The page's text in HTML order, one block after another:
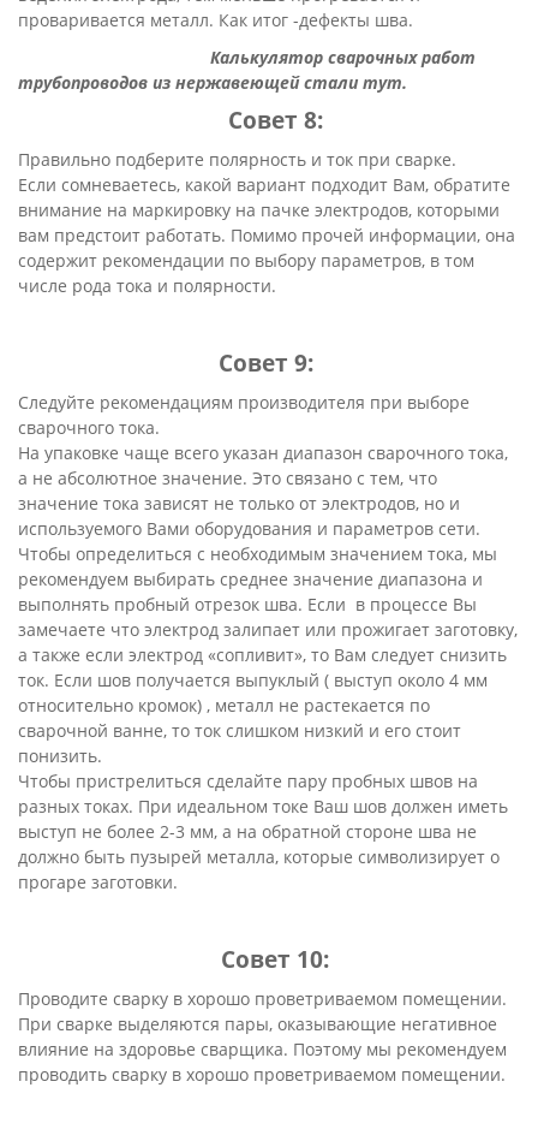
проваривается металл. Как итог -дефекты шва.
Калькулятор сварочных работ
трубопроводов из нержавеющейстали тут.
Совет 8:
Правильно подберите полярность и ток при сварке.
Если сомневаетесь, какой вариант подходит Вам, обратите
внимание на маркировку на пачке электродов, которыми
вам предстоит работать. Помимо прочей информации, она
содержит рекомендации по выбору параметров, в том
числе рода тока и полярности.
Совет 9:
Следуйте рекомендациям производителя при выборе
сварочного тока.
На упаковке чаще всего указан диапазон сварочного тока,
а не абсолютное значение. Это связано с тем, что
значение тока зависят не только от электродов, но и
используемого Вами оборудования и параметров сети.
Чтобы определиться с необходимым значением тока, мы
рекомендуем выбирать среднее значение диапазона и
выполнять пробный отрезок шва. Если в процессе Вы
замечаете что электрод залипает или прожигает заготовку,
а также если электрод «сопливит», то Вам следует снизить
ток. Если шов получается выпуклый ( выступ около 4 мм
относительно кромок) , металл не растекается по
сварочной ванне, то ток слишком низкий и его стоит
понизить.
Чтобы пристрелиться сделайте пару пробных швов на
разных токах. При идеальном токе Ваш шов должен иметь
выступ не более 2-3 мм, а на обратной стороне шва не
должно быть пузырей металла, которые символизирует о
прогаре заготовки.
Совет 10:
Проводите сварку в хорошо проветриваемом помещении.
При сварке выделяются пары, оказывающие негативное
влияние на здоровье сварщика. Поэтому мы рекомендуем
проводить сварку в хорошо проветриваемом помещении.